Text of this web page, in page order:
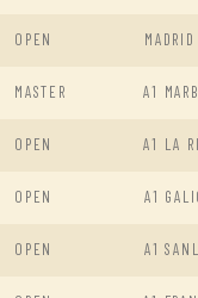
OPEN
MASTER A1
OPEN A1 LA
OPEN A1
OPEN A1